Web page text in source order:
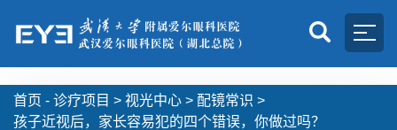
首页 - 诊疗项目 > 视光中心 > 配镜常识 >
孩子近视后，家长容易犯的四个错误，你做过吗？